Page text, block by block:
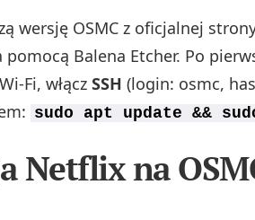
wersję OSMC z oficjalnej
pomocą Balena Etcher. Po
włącz SSH (login: osmc,
sudo apt update &&
Netflix na